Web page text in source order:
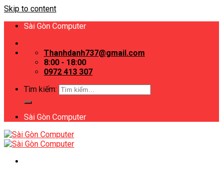
Skip to content
Sài Gòn Computer
Thanhdanh737@gmail.com
8:00 - 18:00
0972 413 307
Tìm kiếm:
Sài Gòn Computer